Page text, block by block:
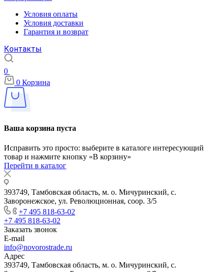
Условия оплаты
Условия доставки
Гарантия и возврат
Контакты
0
0 Корзина
Ваша корзина пуста
Исправить это просто: выберите в каталоге интересующий
товар и нажмите кнопку «В корзину»
Перейти в каталог
393749, Тамбовская область, м. о. Мичуринский, с.
Заворонежское, ул. Революционная, соор. 3/5
+7 495 818-63-02
+7 495 818-63-02
Заказать звонок
E-mail
info@novorostrade.ru
Адрес
393749, Тамбовская область, м. о. Мичуринский, с.